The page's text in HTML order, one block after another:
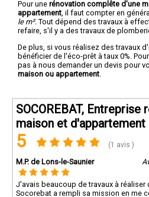
Pour une rénovation complête d'une
appartement , il faut compter en général
le m². Tout dépend des travaux à
refaire, s'il y a des travaux de
De plus, si vous réalisez des travaux
bénéficier de l'éco-prêt à taux 0%.
pas à nous demander un devis pour
maison ou appartement
SOCOREBAT, Entreprise
maison et
5 (1 avis )
M.P. de Lons-le-Saunier
J'avais beaucoup de travaux à réaliser
Socorebat a rempli sa mission en me